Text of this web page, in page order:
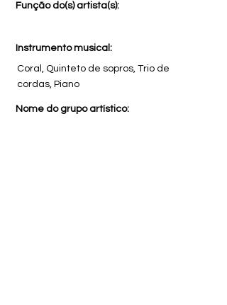
Função do(s) artista(s):
Instrumento musical:
Coral, Quinteto de sopros, Trio de
cordas, Piano
Nome do grupo artístico: